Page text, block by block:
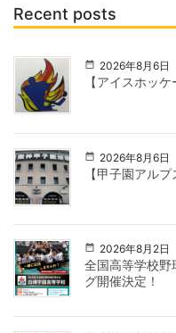
Recent posts
2026年8月6日
【アイスホッ
2026年8月6日
【甲子園アル
2026年8月2日
全国高等学校野
グ開催決定！